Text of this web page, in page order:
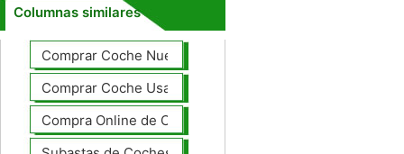
Columnas similares
Comprar Coche Nuevo
Comprar Coche Usado
Compra Online de Coches